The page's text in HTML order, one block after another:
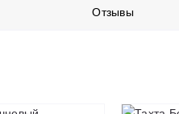
Отзывы